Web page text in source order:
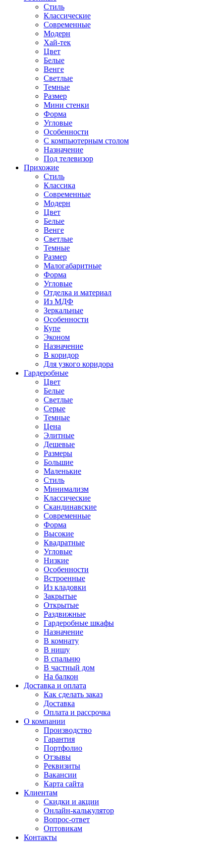
Стиль
Классические
Современные
Модерн
Хай-тек
Цвет
Белые
Венге
Светлые
Темные
Размер
Мини стенки
Форма
Угловые
Особенности
С компьютерным столом
Назначение
Под телевизор
Прихожие
Стиль
Классика
Современные
Модерн
Цвет
Белые
Венге
Светлые
Темные
Размер
Малогабаритные
Форма
Угловые
Отделка и материал
Из МДФ
Зеркальные
Особенности
Купе
Эконом
Назначение
В коридор
Для узкого коридора
Гардеробные
Цвет
Белые
Светлые
Серые
Темные
Цена
Элитные
Дешевые
Размеры
Большие
Маленькие
Стиль
Минимализм
Классические
Скандинавские
Современные
Форма
Высокие
Квадратные
Угловые
Низкие
Особенности
Встроенные
Из кладовки
Закрытые
Открытые
Раздвижные
Гардеробные шкафы
Назначение
В комнату
В нишу
В спальню
В частный дом
На балкон
Доставка и оплата
Как сделать заказ
Доставка
Оплата и рассрочка
О компании
Производство
Гарантия
Портфолио
Отзывы
Реквизиты
Вакансии
Карта сайта
Клиентам
Скидки и акции
Онлайн-калькулятор
Вопрос-ответ
Оптовикам
Контакты